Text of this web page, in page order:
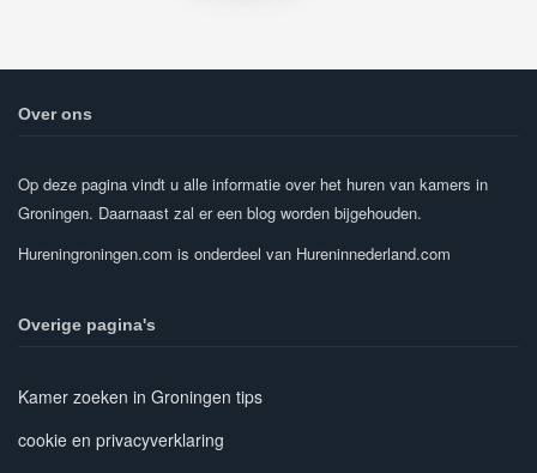
Over ons
Op deze pagina vindt u alle informatie over het huren van kamers in
Groningen. Daarnaast zal er een blog worden bijgehouden.
Hureningroningen.com is onderdeel van Hureninnederland.com
Overige pagina's
Kamer zoeken in Groningen tips
cookie en privacyverklaring